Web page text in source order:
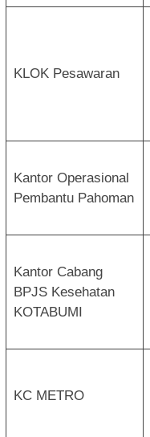
KLOK Pesawaran
Kantor Operasional
Pembantu Pahoman
Kantor Cabang
BPJS Kesehatan
KOTABUMI
KC METRO